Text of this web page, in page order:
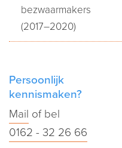
bezwaarmakers
(2017–2020)
Persoonlijk
kennismaken?
Mail of bel
0162 - 32 26 66